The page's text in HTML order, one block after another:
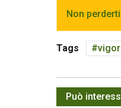
Non
Tags
Può